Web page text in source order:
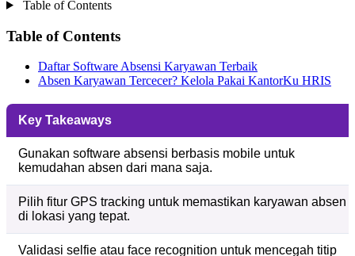
Table of Contents
Table of Contents
Daftar Software Absensi Karyawan Terbaik
Absen Karyawan Tercecer? Kelola Pakai KantorKu HRIS
Key Takeaways
Gunakan software absensi berbasis mobile untuk
kemudahan absen dari mana saja.
Pilih fitur GPS tracking untuk memastikan karyawan absen
di lokasi yang tepat.
Validasi selfie atau face recognition untuk mencegah titip